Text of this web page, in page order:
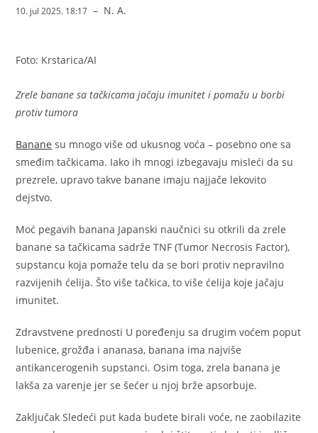
10. jul 2025. 18:17 – N. A.
Foto: Krstarica/AI
Zrele banane sa tačkicama jačaju imunitet i pomažu u borbi
protiv tumora
Banane su mnogo više od ukusnog voća – posebno one sa
smeđim tačkicama. Iako ih mnogi izbegavaju misleći da su
prezrele, upravo takve banane imaju najjače lekovito
dejstvo.
Moć pegavih banana Japanski naučnici su otkrili da zrele
banane sa tačkicama sadrže TNF (Tumor Necrosis Factor),
supstancu koja pomaže telu da se bori protiv nepravilno
razvijenih ćelija. Što više tačkica, to više ćelija koje jačaju
imunitet.
Zdravstvene prednosti U poređenju sa drugim voćem poput
lubenice, grožđa i ananasa, banana ima najviše
antikancerogenih supstanci. Osim toga, zrela banana je
lakša za varenje jer se šećer u njoj brže apsorbuje.
Zaključak Sledeći put kada budete birali voće, ne zaobilazite